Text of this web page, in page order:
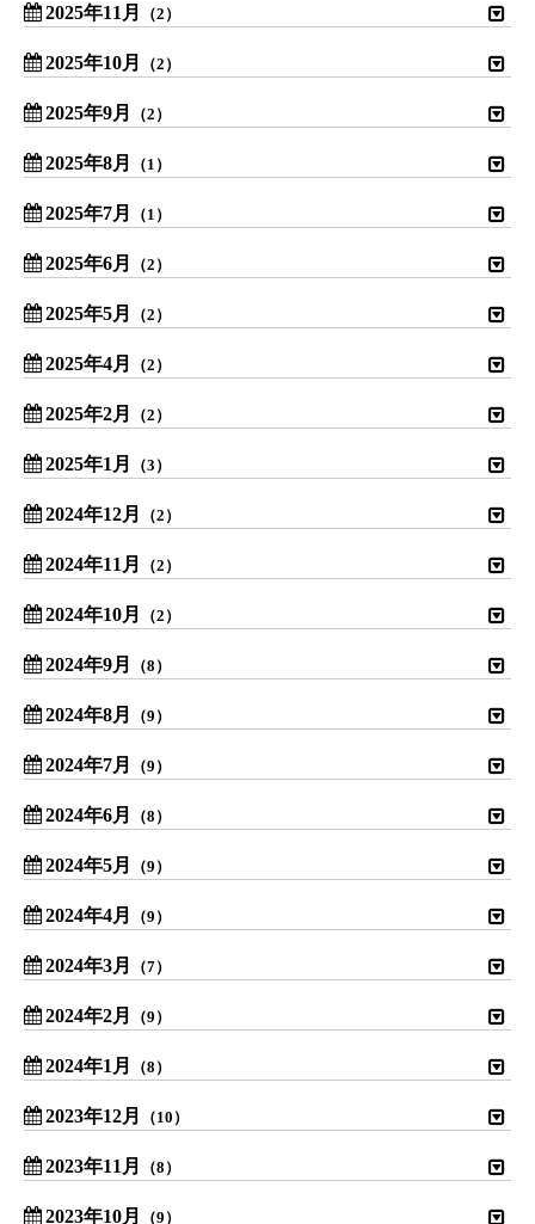
2025年11月 （2）
2025年10月 （2）
2025年9月 （2）
2025年8月 （1）
2025年7月 （1）
2025年6月 （2）
2025年5月 （2）
2025年4月 （2）
2025年2月 （2）
2025年1月 （3）
2024年12月 （2）
2024年11月 （2）
2024年10月 （2）
2024年9月 （8）
2024年8月 （9）
2024年7月 （9）
2024年6月 （8）
2024年5月 （9）
2024年4月 （9）
2024年3月 （7）
2024年2月 （9）
2024年1月 （8）
2023年12月 （10）
2023年11月 （8）
2023年10月 （9）